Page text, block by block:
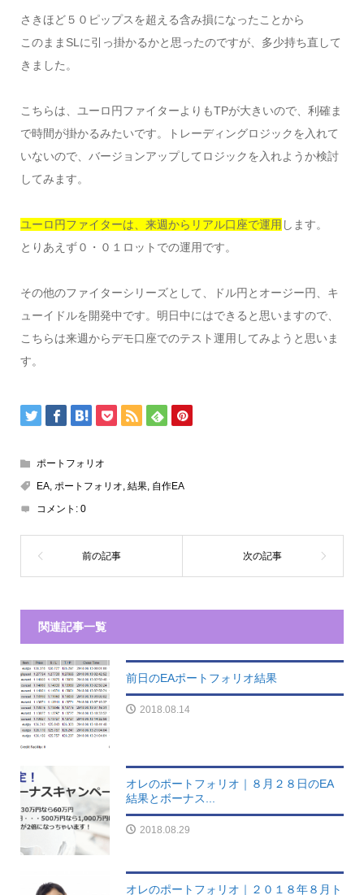
さきほど５０ピップスを超える含み損になったことから
このままSLに引っ掛かるかと思ったのですが、多少持ち直して
きました。
こちらは、ユーロ円ファイターよりもTPが大きいので、利確ま
で時間が掛かるみたいです。トレーディングロジックを入れて
いないので、バージョンアップしてロジックを入れようか検討
してみます。
ユーロ円ファイターは、来週からリアル口座で運用 します。
とりあえず０・０１ロットでの運用です。
その他のファイターシリーズとして、ドル円とオージー円、キ
ューイドルを開発中です。明日中にはできると思いますので、
こちらは来週からデモ口座でのテスト運用してみようと思いま
す。
ポートフォリオ
EA, ポートフォリオ, 結果, 自作EA
コメント: 0
関連記事一覧
前日のEAポートフォリオ結果
2018.08.14
オレのポートフォリオ｜８月２８日のEA
結果とボーナス...
2018.08.29
オレのポートフォリオ｜２０１８年８月ト